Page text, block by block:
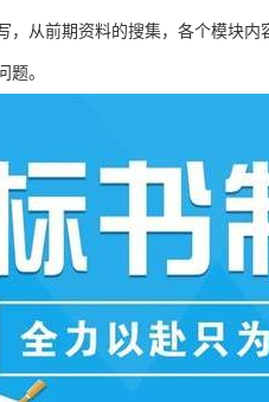
，从前期资料的搜集，各个模块
题。